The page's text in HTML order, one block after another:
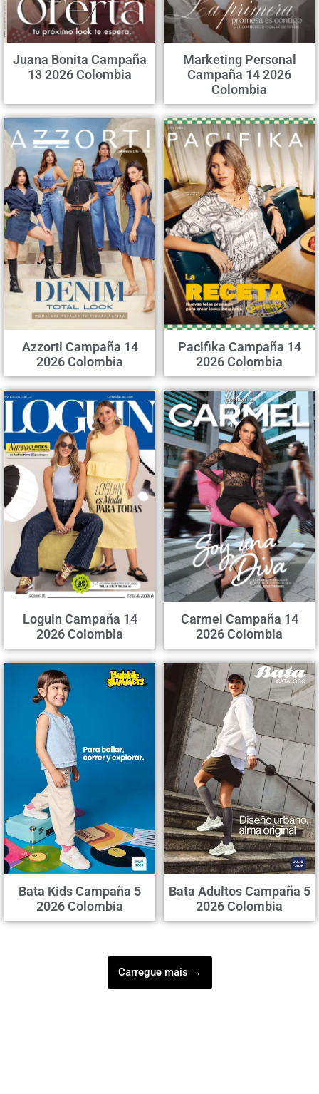
Juana Bonita Campaña
13 2026 Colombia
Marketing Personal
Campaña 14 2026
Colombia
Azzorti Campaña 14
2026 Colombia
Pacifika Campaña 14
2026 Colombia
Loguin Campaña 14
2026 Colombia
Carmel Campaña 14
2026 Colombia
Bata Kids Campaña 5
2026 Colombia
Bata Adultos Campaña 5
2026 Colombia
Carregue mais →